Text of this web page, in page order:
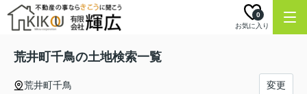
お気に入り
0
荒井町千鳥の土地検索一覧
荒井町千鳥 変更